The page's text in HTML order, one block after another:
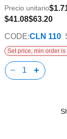
$41.08$63.20
Precio unitario
CODE:CLN 110
Set price, min order is